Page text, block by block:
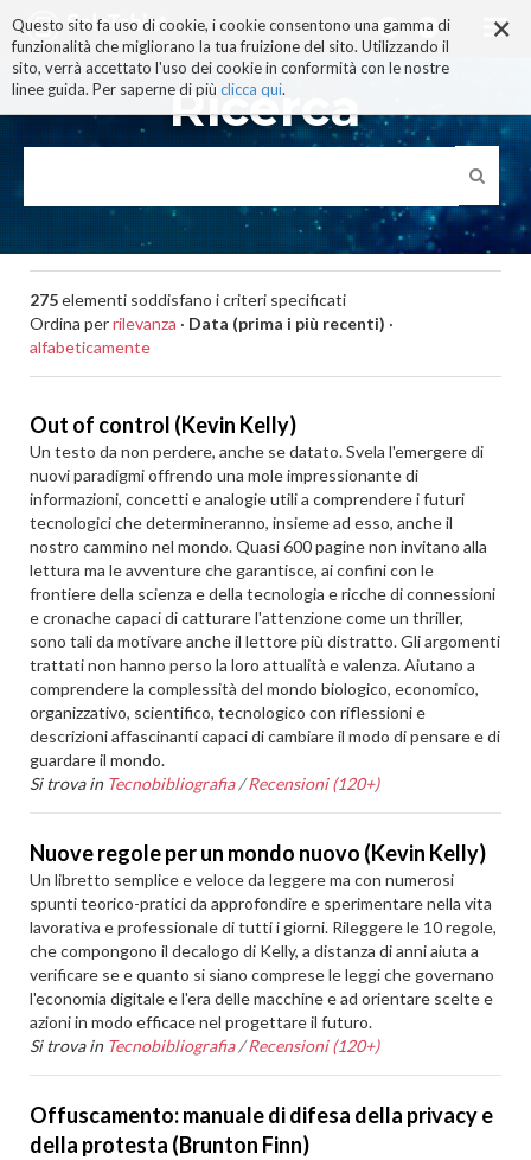
×
Questo sito fa uso di cookie, i cookie consentono una gamma di
funzionalità che migliorano la tua fruizione del sito. Utilizzando il
sito, verrà accettato l'uso dei cookie in conformità con le nostre
linee guida. Per saperne di più clicca qui.
ai
contenuti.
|
alla
navigazione
Ricerca
275elementi soddisfano i criteri specificati
Ordina perrilevanza · Data (prima i più recenti) ·
alfabeticamente
Out of control (Kevin Kelly)
Un testo da non perdere, anche se datato. Svela l'emergere di
nuovi paradigmi offrendo una mole impressionante di
informazioni, concetti e analogie utili a comprendere i futuri
tecnologici che determineranno, insieme ad esso, anche il
nostro cammino nel mondo. Quasi 600 pagine non invitano alla
lettura ma le avventure che garantisce, ai confini con le
frontiere della scienza e della tecnologia e ricche di connessioni
e cronache capaci di catturare l'attenzione come un thriller,
sono tali da motivare anche il lettore più distratto. Gli argomenti
trattati non hanno perso la loro attualità e valenza. Aiutano a
comprendere la complessità del mondo biologico, economico,
organizzativo, scientifico, tecnologico con riflessioni e
descrizioni affascinanti capaci di cambiare il modo di pensare e di
guardare il mondo.
Si trova in Tecnobibliografia /Recensioni (120+)
Nuove regole per un mondo nuovo (Kevin Kelly)
Un libretto semplice e veloce da leggere ma con numerosi
spunti teorico-pratici da approfondire e sperimentare nella vita
lavorativa e professionale di tutti i giorni. Rileggere le 10 regole,
che compongono il decalogo di Kelly, a distanza di anni aiuta a
verificare se e quanto si siano comprese le leggi che governano
l'economia digitale e l'era delle macchine e ad orientare scelte e
azioni in modo efficace nel progettare il futuro.
Si trova in Tecnobibliografia /Recensioni (120+)
Offuscamento: manuale di difesa della privacy e
della protesta (Brunton Finn)